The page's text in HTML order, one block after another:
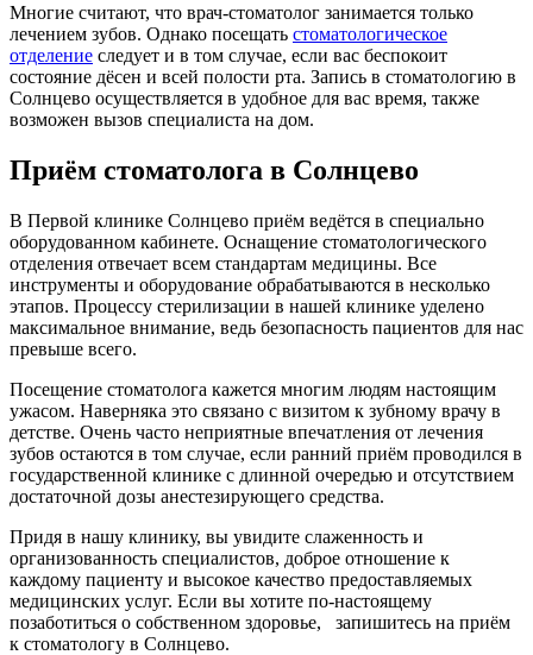
Многие считают, что врач-стоматолог занимается только
лечением зубов. Однако посещать стоматологическое
отделение следует и в том случае, если вас беспокоит
состояние дёсен и всей полости рта. Запись в стоматологию в
Солнцево осуществляется в удобное для вас время, также
возможен вызов специалиста на дом.
Приём стоматолога в Солнцево
В Первой клинике Солнцево приём ведётся в специально
оборудованном кабинете. Оснащение стоматологического
отделения отвечает всем стандартам медицины. Все
инструменты и оборудование обрабатываются в несколько
этапов. Процессу стерилизации в нашей клинике уделено
максимальное внимание, ведь безопасность пациентов для нас
превыше всего.
Посещение стоматолога кажется многим людям настоящим
ужасом. Наверняка это связано с визитом к зубному врачу в
детстве. Очень часто неприятные впечатления от лечения
зубов остаются в том случае, если ранний приём проводился в
государственной клинике с длинной очередью и отсутствием
достаточной дозы анестезирующего средства.
Придя в нашу клинику, вы увидите слаженность и
организованность специалистов, доброе отношение к
каждому пациенту и высокое качество предоставляемых
медицинских услуг. Если вы хотите по-настоящему
позаботиться о собственном здоровье, запишитесь на приём
к стоматологу в Солнцево.